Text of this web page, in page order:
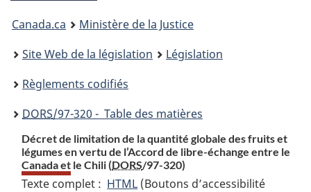
You
are
here:
Canada.ca
Ministère de la Justice
Site Web de la législation
Législation
Règlements codifiés
DORS/97-320 - Table des matières
Décret de limitation de la quantité globale des fruits et
légumes en vertu de l’Accord de libre-échange entre le
Canada et le Chili (DORS/97-320)
Texte complet : HTML Texte
(Boutons d’accessibilité